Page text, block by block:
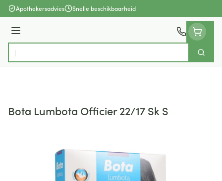
Ga naar de inhoud
Apothekersadvies Snelle beschikbaarheid
Menu
Product, merk, categorie...
Zoek
Bota Lumbota Officier 22/17 Sk S